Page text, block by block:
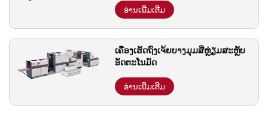
ອ່ານເພີ່ມເຕີມ
ເຄື່ອງເຮັດຖົງເຈ້ຍບາງມຸມສີ່ຫຼ່ຽມສະຫຼັບ
ອັດຕະໂນມັດ
ອ່ານເພີ່ມເຕີມ